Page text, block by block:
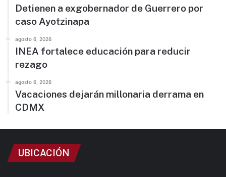
Detienen a exgobernador de Guerrero por
caso Ayotzinapa
agosto 6, 2026
INEA fortalece educación para reducir
rezago
agosto 6, 2026
Vacaciones dejarán millonaria derrama en
CDMX
UBICACIÓN